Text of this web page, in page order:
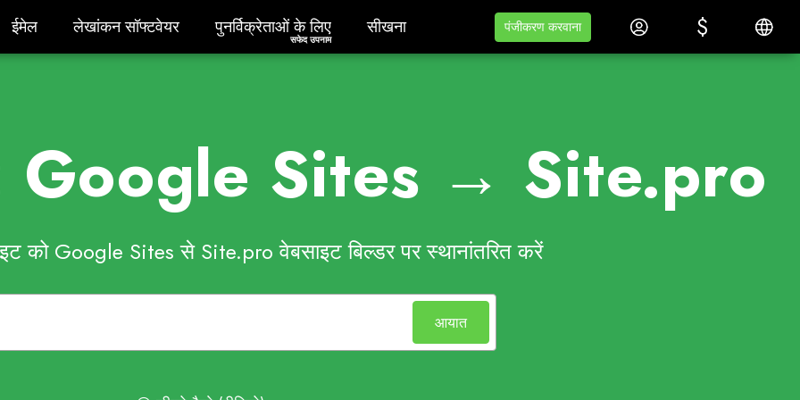
ईमेल
ईमेल लेखांकन सॉफ्टवेयर
लेखांकन सॉफ्टवेयर पुनर्विक्रेताओं के लिएसफेद उपनाम
पुनर्विक्रेताओं के लिए
सफेद उपनाम
सीखना
सीखना पंजीकरण करवाना
पंजीकरण करवाना लॉग इन करें $
$ हिन्दी
Google Sites → Site.pro
को Google Sites से Site.pro वेबसाइट बिल्डर पर स्थानांतरित करें
आयात